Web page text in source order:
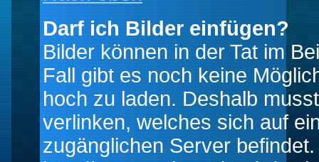
Darf ich Bilder einfügen?
Bilder können in der Tat im
Fall gibt es noch keine
hoch zu laden. Deshalb
verlinken, welches sich auf
zugänglichen Server